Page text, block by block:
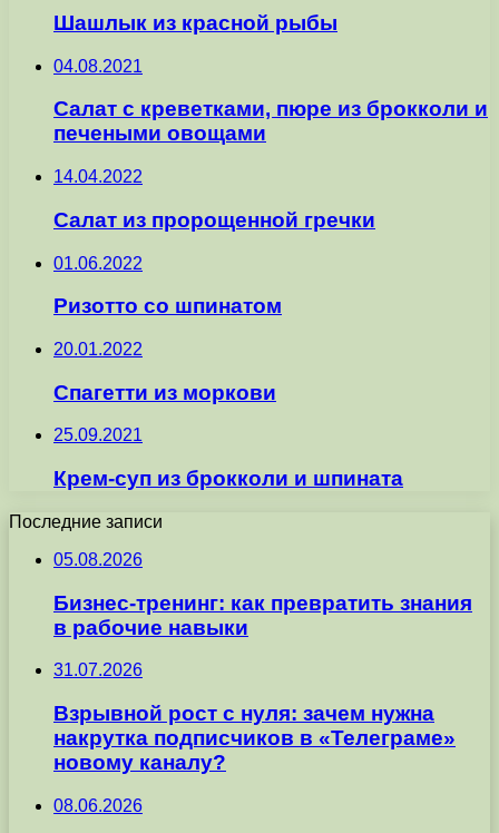
Шашлык из красной рыбы
04.08.2021
Салат с креветками, пюре из брокколи и
печеными овощами
14.04.2022
Салат из пророщенной гречки
01.06.2022
Ризотто со шпинатом
20.01.2022
Спагетти из моркови
25.09.2021
Крем-суп из брокколи и шпината
Последние записи
05.08.2026
Бизнес-тренинг: как превратить знания
в рабочие навыки
31.07.2026
Взрывной рост с нуля: зачем нужна
накрутка подписчиков в «Телеграме»
новому каналу?
08.06.2026